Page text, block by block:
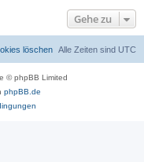
Gehe zu
Alle Zeiten sind UTC
löschen
© phpBB Limited
phpBB.de